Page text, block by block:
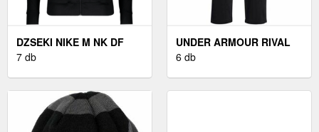
DZSEKI NIKE M NK DF
STRK24 TRK JKT K
7 db
UNDER ARMOUR RIVAL
NŐI MELEGÍTŐNADRÁG,
6 db